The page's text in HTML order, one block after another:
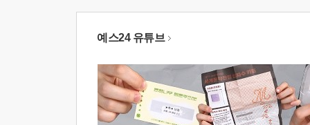
예스24 유튜브